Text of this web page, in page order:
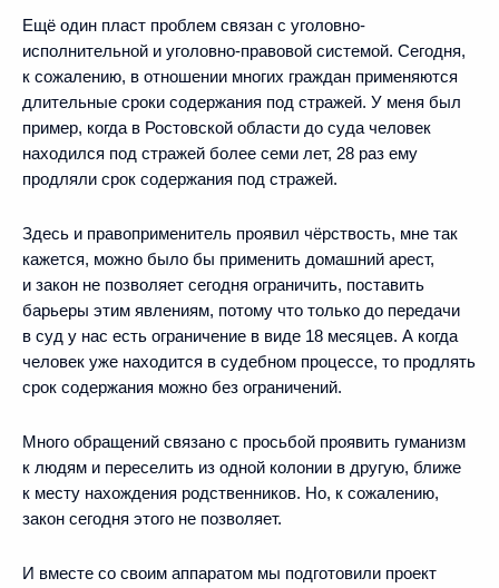
Ещё один пласт проблем связан с уголовно-
исполнительной и уголовно-правовой системой. Сегодня,
к сожалению, в отношении многих граждан применяются
длительные сроки содержания под стражей. У меня был
пример, когда в Ростовской области до суда человек
находился под стражей более семи лет, 28 раз ему
продляли срок содержания под стражей.
Здесь и правоприменитель проявил чёрствость, мне так
кажется, можно было бы применить домашний арест,
и закон не позволяет сегодня ограничить, поставить
барьеры этим явлениям, потому что только до передачи
в суд у нас есть ограничение в виде 18 месяцев. А когда
человек уже находится в судебном процессе, то продлять
срок содержания можно без ограничений.
Много обращений связано с просьбой проявить гуманизм
к людям и переселить из одной колонии в другую, ближе
к месту нахождения родственников. Но, к сожалению,
закон сегодня этого не позволяет.
И вместе со своим аппаратом мы подготовили проект